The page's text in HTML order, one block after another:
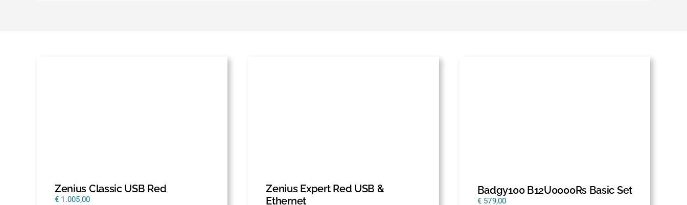
Zenius Classic USB Red
€ 1.005,00
Zenius Expert Red USB &
Ethernet
Badgy100 B12U0000Rs Basic Set
€579,00